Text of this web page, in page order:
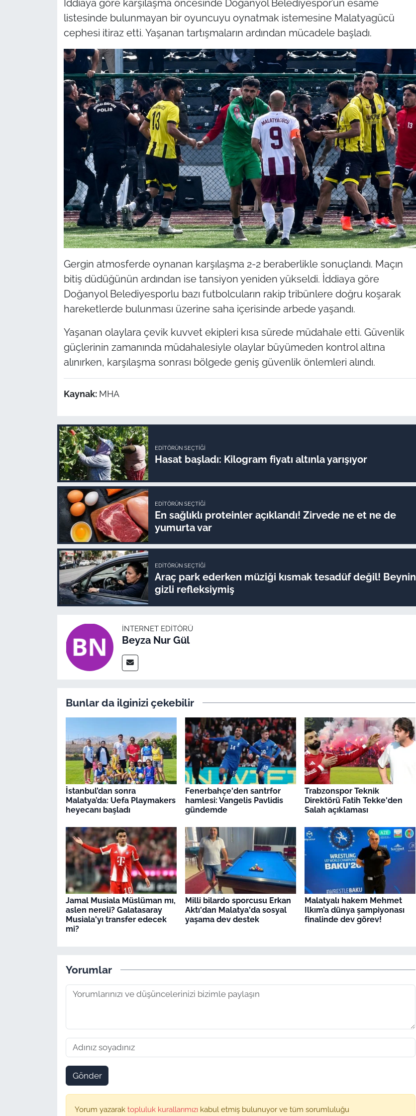
İddiaya göre karşılaşma öncesinde Doğanyol Belediyespor’un esame
listesinde bulunmayan bir oyuncuyu oynatmak istemesine Malatyagücü
cephesi itiraz etti. Yaşanan tartışmaların ardından mücadele başladı.
Gergin atmosferde oynanan karşılaşma 2-2 beraberlikle sonuçlandı. Maçın
bitiş düdüğünün ardından ise tansiyon yeniden yükseldi. İddiaya göre
Doğanyol Belediyesporlu bazı futbolcuların rakip tribünlere doğru koşarak
hareketlerde bulunması üzerine saha içerisinde arbede yaşandı.
Yaşanan olaylara çevik kuvvet ekipleri kısa sürede müdahale etti. Güvenlik
güçlerinin zamanında müdahalesiyle olaylar büyümeden kontrol altına
alınırken, karşılaşma sonrası bölgede geniş güvenlik önlemleri alındı.
Kaynak: MHA
EDITÖRÜN SEÇTIĞI
Hasat başladı: Kilogram fiyatı altınla yarışıyor
EDITÖRÜN SEÇTIĞI
En sağlıklı proteinler açıklandı! Zirvede ne et ne de
yumurta var
EDITÖRÜN SEÇTIĞI
Araç park ederken müziği kısmak tesadüf değil! Beynin
gizli refleksiymiş
İNTERNET EDITÖRÜ
Beyza Nur Gül
Bunlar da ilginizi çekebilir
İstanbul’dan sonra
Malatya’da: Uefa Playmakers
heyecanı başladı
Fenerbahçe'den santrfor
hamlesi: Vangelis Pavlidis
gündemde
Trabzonspor Teknik
Direktörü Fatih Tekke'den
Salah açıklaması
Jamal Musiala Müslüman mı,
aslen nereli? Galatasaray
Musiala'yı transfer edecek
mi?
Milli bilardo sporcusu Erkan
Aktı'dan Malatya'da sosyal
yaşama dev destek
Malatyalı hakem Mehmet
Ilkım’a dünya şampiyonası
finalinde dev görev!
Yorumlar
Gönder
Yorum yazarak topluluk kurallarımızı kabul etmiş bulunuyor ve tüm sorumluluğu